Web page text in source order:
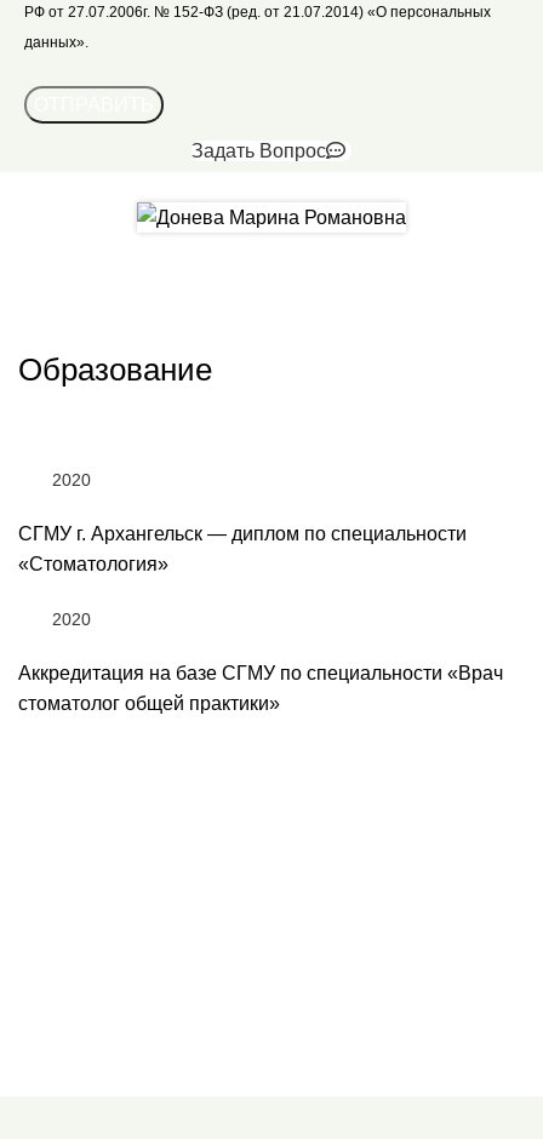
РФ от 27.07.2006г. № 152-ФЗ (ред. от 21.07.2014) «О персональных
данных».
Задать Вопрос
Образование
2020
СГМУ г. Архангельск — диплом по специальности
«Стоматология»
2020
Аккредитация на базе СГМУ по специальности «Врач
стоматолог общей практики»